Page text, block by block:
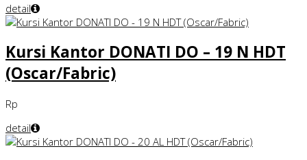
detail
Kursi Kantor DONATI DO – 19 N HDT
(Oscar/Fabric)
Rp
detail